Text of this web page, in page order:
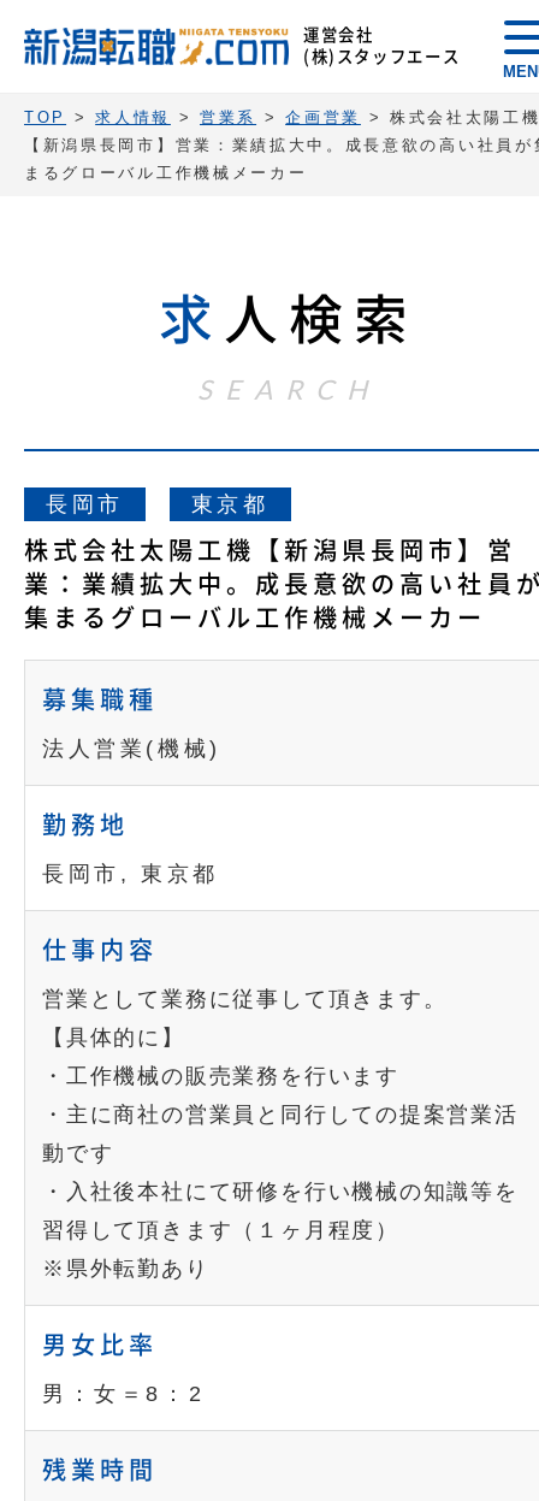
運営会社
(株)スタッフエース
TOP >求人情報 > 営業系 >企画営業 > 株式会社太陽工
【新潟県長岡市】営業：業績拡大中。成長意欲の高い社員が
まるグローバル工作機械メーカー
求 人検索
SEARCH
長岡市
東京都
株式会社太陽工機【新潟県長岡市】営
業：業績拡大中。成長意欲の高い社員
集まるグローバル工作機械メーカー
募集職種
法人営業(機械)
勤務地
長岡市, 東京都
仕事内容
営業として業務に従事して頂きます。
【具体的に】
・工作機械の販売業務を行います
・主に商社の営業員と同行しての提案営業活
動です
・入社後本社にて研修を行い機械の知識等を
習得して頂きます（１ヶ月程度）
※県外転勤あり
男女比率
男：女＝8：2
残業時間